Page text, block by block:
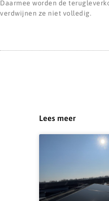
Daarmee worden de
verdwijnen ze niet volledig.
Lees meer